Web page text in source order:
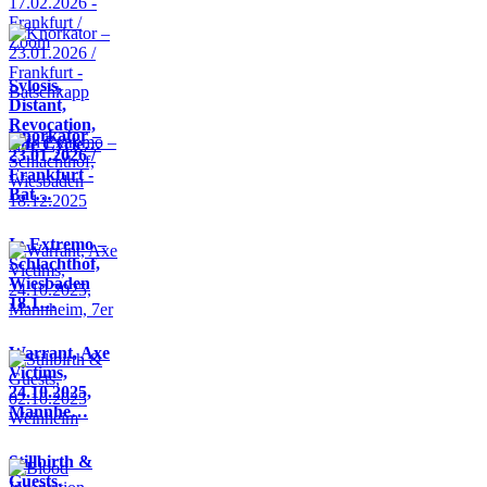
Sylosis,
Distant,
Revocation,
Life Cycle…
Knorkator –
23.01.2026 /
Frankfurt -
Bat…
In Extremo –
Schlachthof,
Wiesbaden
18.1…
Warrant, Axe
Victims,
24.10.2025,
Mannhe…
Stillbirth &
Guests,